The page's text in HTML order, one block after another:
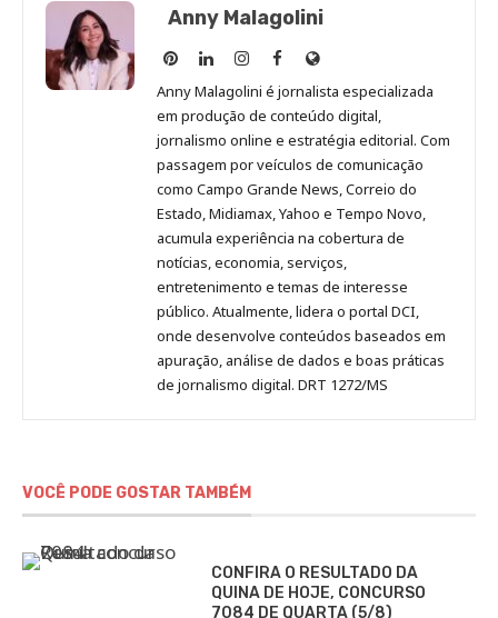
Anny Malagolini
Anny
Malagolini
no
Pinterest
Anny
Malagolini
no
LinkedIn
Anny
Malagolini
no
Instagram
Anny
Malagolini
no
Facebook
Site
de
Anny
Malagolini
Anny Malagolini é jornalista especializada
em produção de conteúdo digital,
jornalismo online e estratégia editorial. Com
passagem por veículos de comunicação
como Campo Grande News, Correio do
Estado, Midiamax, Yahoo e Tempo Novo,
acumula experiência na cobertura de
notícias, economia, serviços,
entretenimento e temas de interesse
público. Atualmente, lidera o portal DCI,
onde desenvolve conteúdos baseados em
apuração, análise de dados e boas práticas
de jornalismo digital. DRT 1272/MS
VOCÊ PODE GOSTAR TAMBÉM
CONFIRA O RESULTADO DA
QUINA DE HOJE, CONCURSO
7084 DE QUARTA (5/8)